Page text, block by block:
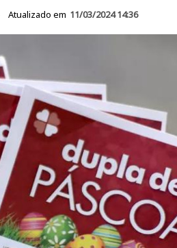
Atualizado em 11/03/2024 14:36